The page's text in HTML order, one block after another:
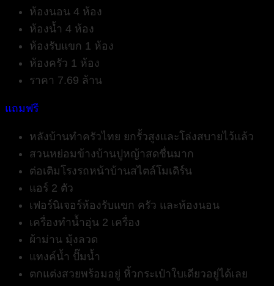
ห้องนอน 4 ห้อง
ห้องน้ำ 4 ห้อง
ห้องรับแขก 1 ห้อง
ห้องครัว 1 ห้อง
ราคา 7.69 ล้าน
แถมฟรี
หลังบ้านทำครัวไทย ยกรั้วสูงและโล่งสบายไว้แล้ว
สวนหย่อมข้างบ้านปูหญ้าสดชื่นมาก
ต่อเติมโรงรถหน้าบ้านสไตล์โมเดิร์น
แอร์ 2 ตัว
เฟอร์นิเจอร์ห้องรับแขก ครัว และห้องนอน
เครื่องทำน้ำอุ่น 2 เครื่อง
ผ้าม่าน มุ้งลวด
แทงค์น้ำ ปั๊มน้ำ
ตกแต่งสวยพร้อมอยู่ หิ้วกระเป๋าใบเดียวอยู่ได้เลย